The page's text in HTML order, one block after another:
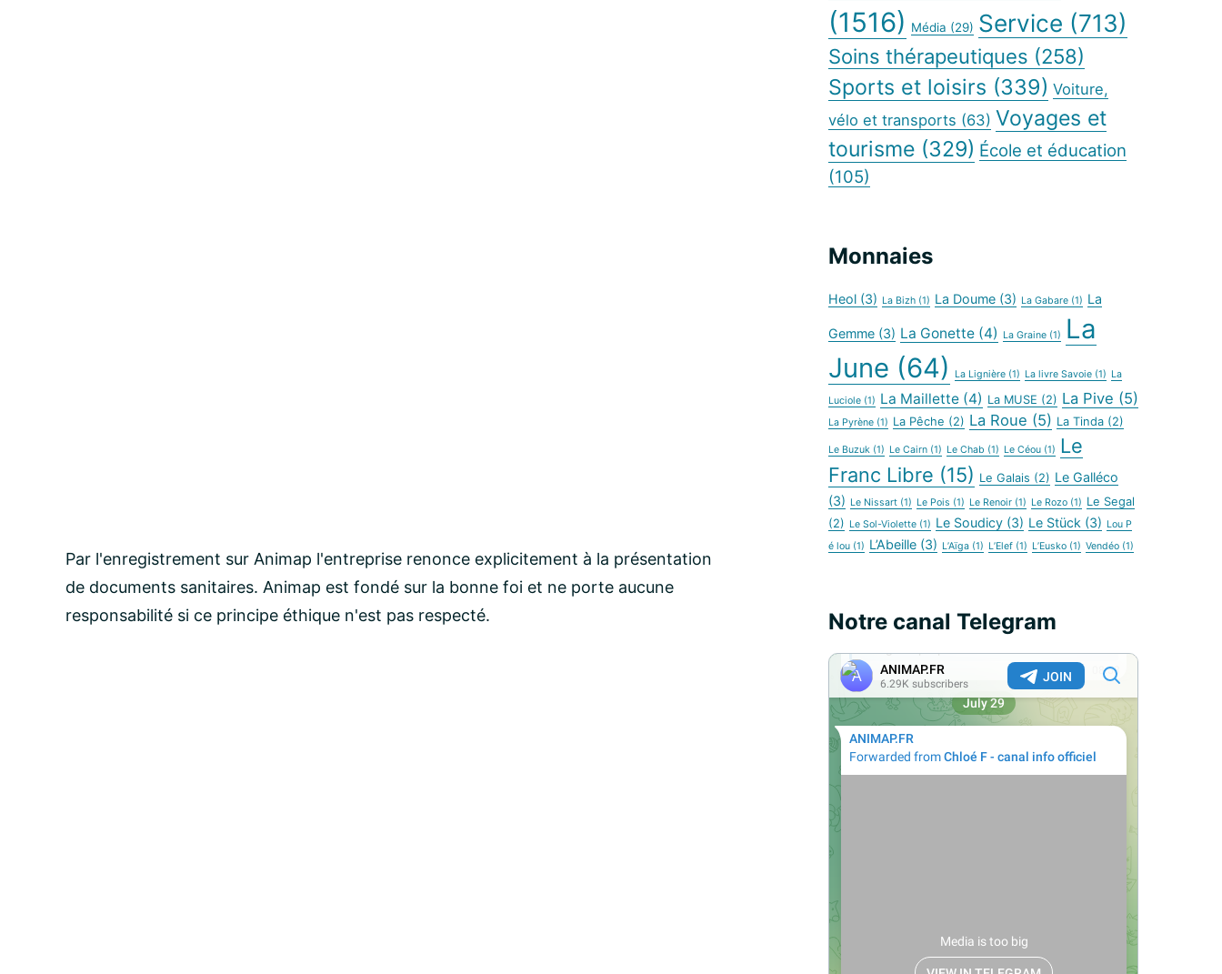
Par l'enregistrement sur Animap l'entreprise renonce explicitement à la présentation
de documents sanitaires. Animap est fondé sur la bonne foi et ne porte aucune
responsabilité si ce principe éthique n'est pas respecté.
(1516) Média (29) Service (713)
Soins thérapeutiques (258)
Sports et loisirs (339) Voiture,
vélo et transports (63) Voyages et
tourisme (329) École et éducation
(105)
Monnaies
Heol (3) La Bizh (1) La Doume (3) La Gabare (1) La
Gemme (3) La Gonette (4) La Graine (1)
La
June (64) La Lignière (1) La livre Savoie (1) La
Luciole (1) La Maillette (4) La MUSE (2) La Pive (5)
La Pyrène (1) La Pêche (2) La Roue (5) La Tinda (2)
Le Buzuk (1) Le Cairn (1) Le Chab (1) Le Céou (1)
Le
Franc Libre (15) Le Galais (2) Le Galléco
(3) Le Nissart (1) Le Pois (1) Le Renoir (1) Le Rozo (1) Le Segal
(2) Le Sol-Violette (1) Le Soudicy (3) Le Stück (3) Lou P
é lou (1) L’Abeille (3) L’Aïga (1) L’Elef (1) L’Eusko (1) Vendéo (1)
Notre canal Telegram